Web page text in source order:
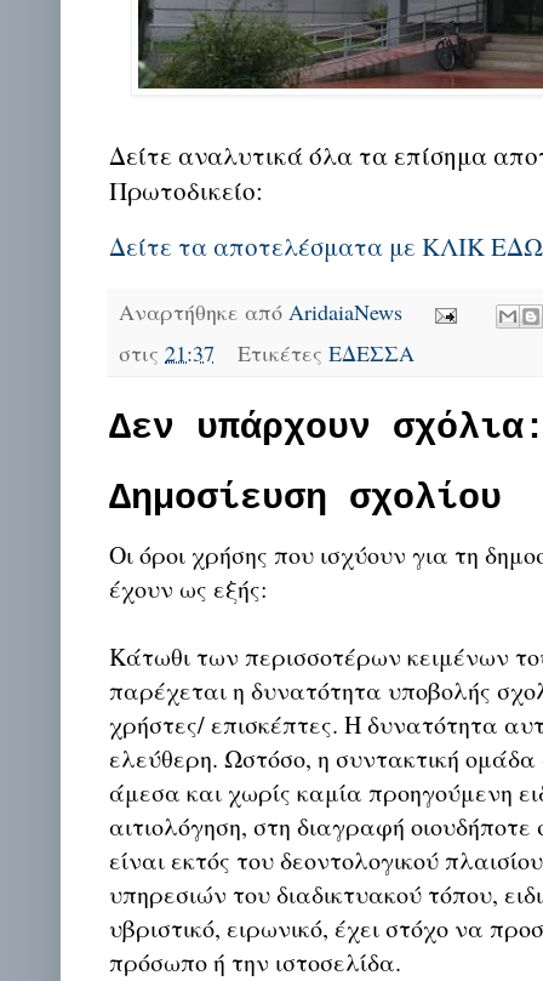
Δείτε αναλυτικά όλα τα επίσημα
Πρωτοδικείο:
Δείτε τα αποτελέσματα με ΚΛΙΚ ΕΔΩ
Αναρτήθηκε από AridaiaNews
στις 21:37 ΕτικέτεςΕΔΕΣΣΑ
Δεν υπάρχουν
Δημοσίευση σχολίου
Οι όροι χρήσης που ισχύουν για τη
έχουν ως εξής:
Κάτωθι των περισσοτέρων κειμένων
παρέχεται η δυνατότητα υποβολής
χρήστες/ επισκέπτες. Η δυνατότητα
ελεύθερη. Ωστόσο, η συντακτική
άμεσα και χωρίς καμία προηγούμενη
αιτιολόγηση, στη διαγραφή οιουδήποτε
είναι εκτός του δεοντολογικού
υπηρεσιών του διαδικτυακού τόπου,
υβριστικό, ειρωνικό, έχει στόχο να
πρόσωπο ή την ιστοσελίδα.